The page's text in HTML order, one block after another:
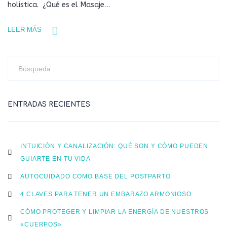
holística. ¿Qué es el Masaje…
LEER MÁS
ENTRADAS RECIENTES
INTUICIÓN Y CANALIZACIÓN: QUÉ SON Y CÓMO PUEDEN
GUIARTE EN TU VIDA
AUTOCUIDADO COMO BASE DEL POSTPARTO
4 CLAVES PARA TENER UN EMBARAZO ARMONIOSO
CÓMO PROTEGER Y LIMPIAR LA ENERGÍA DE NUESTROS
«CUERPOS»